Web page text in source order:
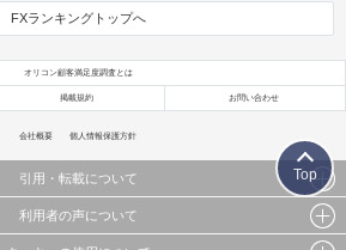
FXランキングトップへ
オリコン顧客満足度調査とは
掲載規約 お問い合わせ
会社概要 個人情報保護方針
引用・転載について
字、写真、イラスト、画像データ等）及びこれらの配置・
利用者の声について
Top